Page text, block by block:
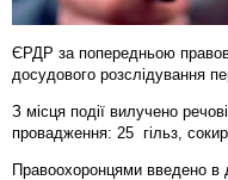
ЄРДР за попередньою
досудового розслідування
З місця події вилучено
провадження: 25 гільз,
Правоохоронцями введено в